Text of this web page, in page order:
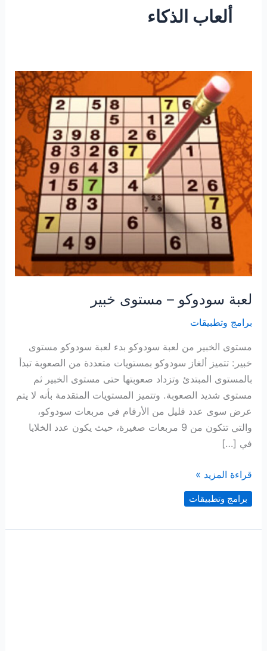
ألعاب الذكاء
لعبة سودوكو – مستوى خبير
برامج وتطبيقات
مستوى الخبير من لعبة سودوكو بدء لعبة سودوكو مستوى
خبير: تتميز ألغاز سودوكو بمستويات متعددة من الصعوبة تبدأ
بالمستوى المبتدئ وتزداد صعوبتها حتى مستوى الخبير ثم
مستوى شديد الصعوبة. وتتميز المستويات المتقدمة بأنه لا يتم
عرض سوى عدد قليل من الأرقام في مربعات سودوكو،
والتي تتكون من 9 مربعات صغيرة، حيث يكون عدد الخلايا
في […]
لعبة
سودوكو
–
قراءة المزيد »
برامج وتطبيقات